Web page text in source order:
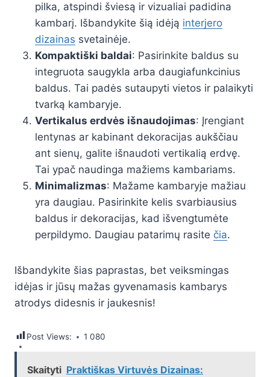
pilka, atspindi šviesą ir vizualiai padidina
kambarį. Išbandykite šią idėją interjero
dizainas svetainėje.
Kompaktiški baldai: Pasirinkite baldus su
integruota saugykla arba daugiafunkcinius
baldus. Tai padės sutaupyti vietos ir palaikyti
tvarką kambaryje.
Vertikalus erdvės išnaudojimas: Įrengiant
lentynas ar kabinant dekoracijas aukščiau
ant sienų, galite išnaudoti vertikalią erdvę.
Tai ypač naudinga mažiems kambariams.
Minimalizmas: Mažame kambaryje mažiau
yra daugiau. Pasirinkite kelis svarbiausius
baldus ir dekoracijas, kad išvengtumėte
perpildymo. Daugiau patarimų rasite čia.
Išbandykite šias paprastas, bet veiksmingas
idėjas ir jūsų mažas gyvenamasis kambarys
atrodys didesnis ir jaukesnis!
Post Views: 1 080
Skaityti Praktiškas Virtuvės Dizainas: